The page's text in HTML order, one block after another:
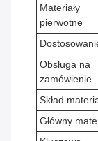
Materiały
pierwotne
Obsługa na
zamówienie
Skład
Główny